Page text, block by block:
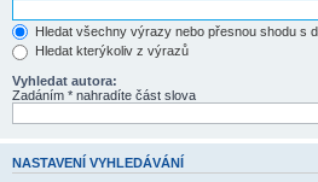
Hledat všechny výrazy nebo přesnou shodu s
Hledat kterýkoliv z výrazů
Vyhledat autora:
Zadáním * nahradíte část slova
NASTAVENÍ VYHLEDÁVÁNÍ